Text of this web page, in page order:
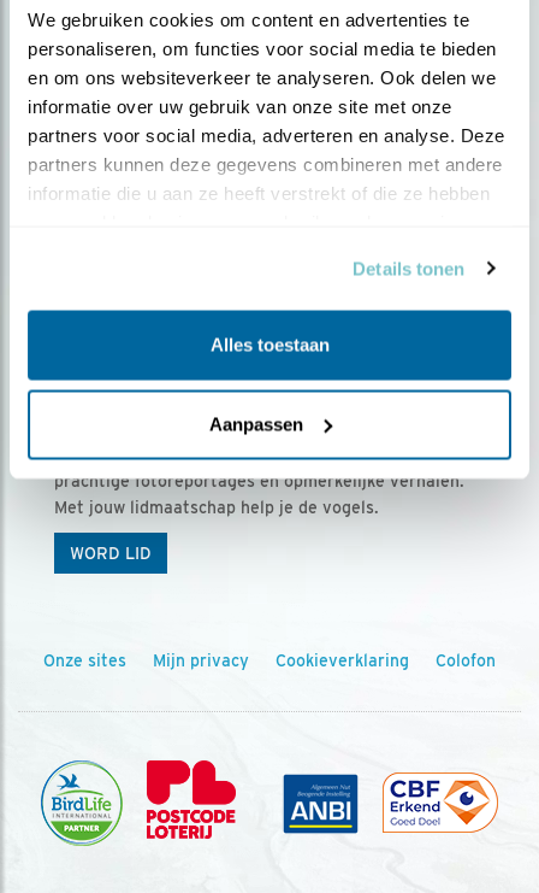
We gebruiken cookies om content en advertenties te
personaliseren, om functies voor social media te bieden
en om ons websiteverkeer te analyseren. Ook delen we
informatie over uw gebruik van onze site met onze
partners voor social media, adverteren en analyse. Deze
partners kunnen deze gegevens combineren met andere
informatie die u aan ze heeft verstrekt of die ze hebben
Details tonen
Alles toestaan
Aanpassen
Ontvang 5 x Vogels voor € 36,00 per jaar
Vogels is het tijdschrift voor onze leden, met
prachtige fotoreportages en opmerkelijke verhalen.
Met jouw lidmaatschap help je de vogels.
WORD LID
Onze sites Mijn privacy Cookieverklaring Colofon